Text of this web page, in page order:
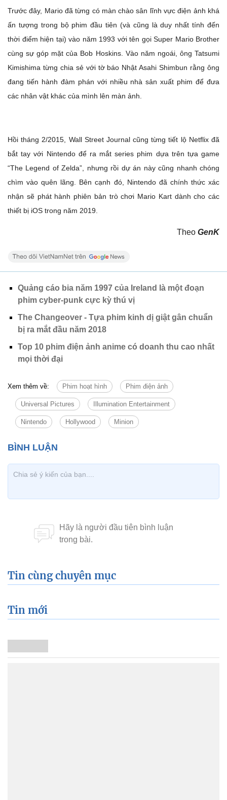
Trước đây, Mario đã từng có màn chào sân lĩnh vực điện ảnh khá
ấn tượng trong bộ phim đầu tiên (và cũng là duy nhất tính đến
thời điểm hiện tại) vào năm 1993 với tên gọi Super Mario Brother
cùng sự góp mặt của Bob Hoskins. Vào năm ngoái, ông Tatsumi
Kimishima từng chia sẻ với tờ báo Nhật Asahi Shimbun rằng ông
đang tiến hành đàm phán với nhiều nhà sản xuất phim để đưa
các nhân vật khác của mình lên màn ảnh.
Hồi tháng 2/2015, Wall Street Journal cũng từng tiết lộ Netflix đã
bắt tay với Nintendo để ra mắt series phim dựa trên tựa game
“The Legend of Zelda”, nhưng rồi dự án này cũng nhanh chóng
chìm vào quên lãng. Bên cạnh đó, Nintendo đã chính thức xác
nhận sẽ phát hành phiên bản trò chơi Mario Kart dành cho các
thiết bị iOS trong năm 2019.
Theo GenK
Quảng cáo bia năm 1997 của Ireland là một đoạn
phim cyber-punk cực kỳ thú vị
The Changeover - Tựa phim kinh dị giật gân chuẩn
bị ra mắt đầu năm 2018
Top 10 phim điện ảnh anime có doanh thu cao nhất
mọi thời đại
Xem thêm về: Phim hoạt hình Phim điện ảnh
Universal Pictures Illumination Entertainment
Nintendo Hollywood Minion
Tin cùng chuyên mục
Tin mới